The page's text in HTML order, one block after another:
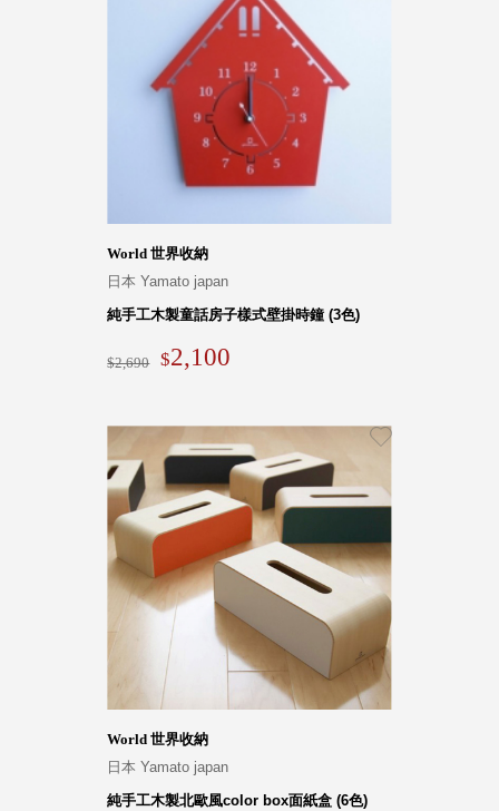
World 世界收納
日本 Yamato japan
純手工木製童話房子樣式壁掛時鐘 (3色)
2,690 2,100
World 世界收納
日本 Yamato japan
純手工木製北歐風color box面紙盒 (6色)